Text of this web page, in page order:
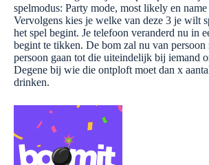
spelmodus: Party mode, most likely en name
Vervolgens kies je welke van deze 3 je wilt
het spel begint. Je telefoon veranderd nu in
begint te tikken. De bom zal nu van persoon
persoon gaan tot die uiteindelijk bij iemand
Degene bij wie die ontploft moet dan x
drinken.